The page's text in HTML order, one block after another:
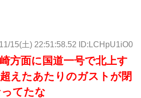
15(土) 22:51:58.52 ID:LCHpU1iO0
方面に国道一号で北上す
えたあたりのガストが閉
てたな